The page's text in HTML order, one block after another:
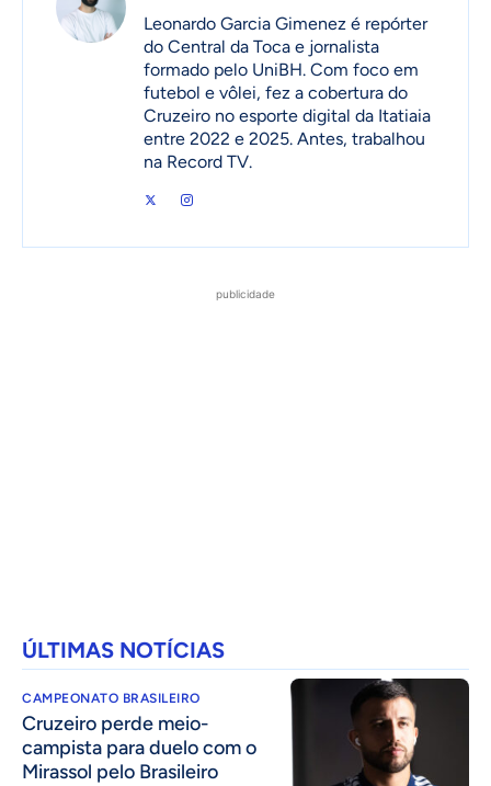
Leonardo Garcia Gimenez é repórter
do Central da Toca e jornalista
formado pelo UniBH. Com foco em
futebol e vôlei, fez a cobertura do
Cruzeiro no esporte digital da Itatiaia
entre 2022 e 2025. Antes, trabalhou
na Record TV.
publicidade
ÚLTIMAS NOTÍCIAS
CAMPEONATO BRASILEIRO
Cruzeiro perde meio-
campista para duelo com o
Mirassol pelo Brasileiro